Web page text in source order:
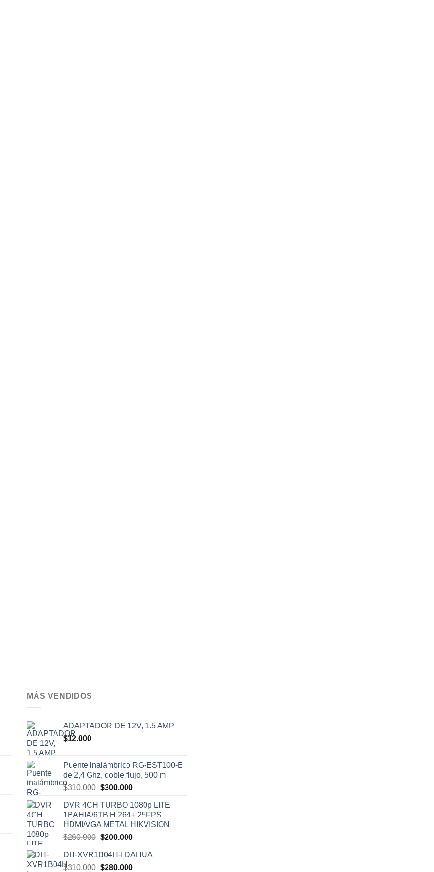
MÁS VENDIDOS
ADAPTADOR DE 12V, 1.5 AMP
$12.000
Puente inalámbrico RG-EST100-E
de 2,4 Ghz, doble flujo, 500 m
$310.000 El
original
era:
$310.000.
$300.000El
actual
es:
$300.000.
DVR 4CH TURBO 1080p LITE
1BAHIA/6TB H.264+ 25FPS
HDMI/VGA METAL HIKVISION
$260.000 El
original
era:
$200.000El
actual
es:
DH-XVR1B04H-I DAHUA
$310.000 El
$280.000El